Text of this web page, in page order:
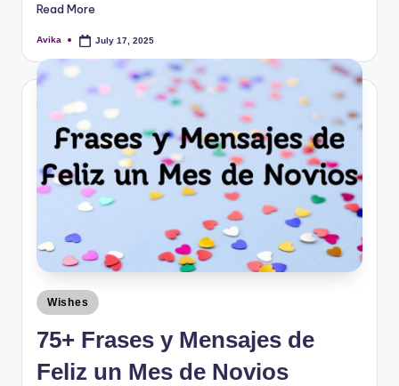
Read More
Avika July 17, 2025
Wishes
75+ Frases y Mensajes de
Feliz un Mes de Novios